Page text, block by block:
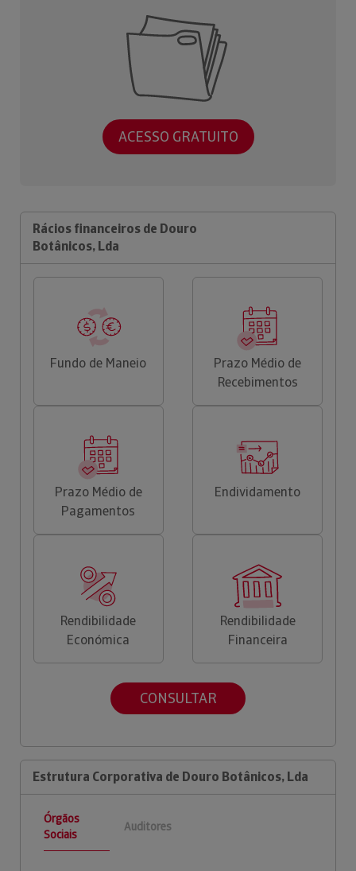
ACESSO GRATUITO
Rácios financeiros de Douro
Botânicos, Lda
Fundo de Maneio
Prazo Médio de
Recebimentos
Prazo Médio de
Pagamentos
Endividamento
Rendibilidade
Económica
Rendibilidade
Financeira
CONSULTAR
Estrutura Corporativa de Douro Botânicos, Lda
Órgãos
Sociais
Auditores